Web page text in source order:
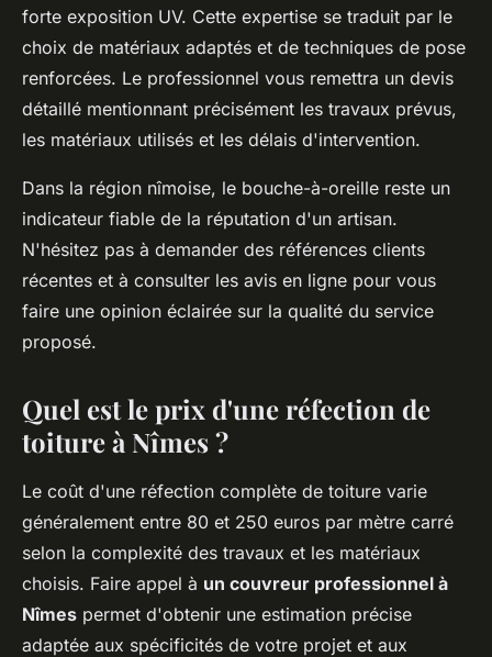
forte exposition UV. Cette expertise se traduit par le
choix de matériaux adaptés et de techniques de pose
renforcées. Le professionnel vous remettra un devis
détaillé mentionnant précisément les travaux prévus,
les matériaux utilisés et les délais d'intervention.
Dans la région nîmoise, le bouche-à-oreille reste un
indicateur fiable de la réputation d'un artisan.
N'hésitez pas à demander des références clients
récentes et à consulter les avis en ligne pour vous
faire une opinion éclairée sur la qualité du service
proposé.
Quel est le prix d'une réfection de
toiture à Nîmes ?
Le coût d'une réfection complète de toiture varie
généralement entre 80 et 250 euros par mètre carré
selon la complexité des travaux et les matériaux
choisis. Faire appel à un couvreur professionnel à
Nîmes permet d'obtenir une estimation précise
adaptée aux spécificités de votre projet et aux